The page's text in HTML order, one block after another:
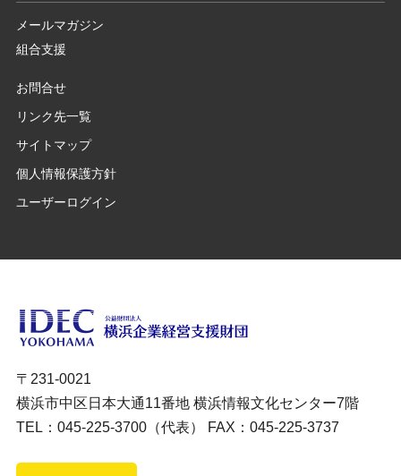
メールマガジン
組合支援
お問合せ
リンク先一覧
サイトマップ
個人情報保護方針
ユーザーログイン
〒231-0021
横浜市中区日本大通11番地 横浜情報文化センター7階
TEL：045-225-3700（代表） FAX：045-225-3737